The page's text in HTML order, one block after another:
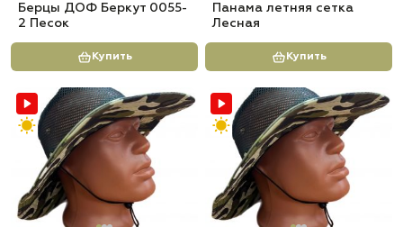
Берцы ДОФ Беркут 0055-
2 Песок
Купить
Панама летняя сетка
Лесная
Купить